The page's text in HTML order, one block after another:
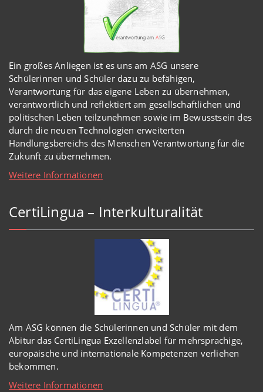
Ein großes Anliegen ist es uns am ASG unsere
Schülerinnen und Schüler dazu zu befähigen,
Verantwortung für das eigene Leben zu übernehmen,
verantwortlich und reflektiert am gesellschaftlichen und
politischen Leben teilzunehmen sowie im Bewusstsein des
durch die neuen Technologien erweiterten
Handlungsbereichs des Menschen Verantwortung für die
Zukunft zu übernehmen.
Weitere Informationen
CertiLingua – Interkulturalität
Am ASG können die Schülerinnen und Schüler mit dem
Abitur das CertiLingua Exzellenzlabel für mehrsprachige,
europäische und internationale Kompetenzen verliehen
bekommen.
Weitere Informationen